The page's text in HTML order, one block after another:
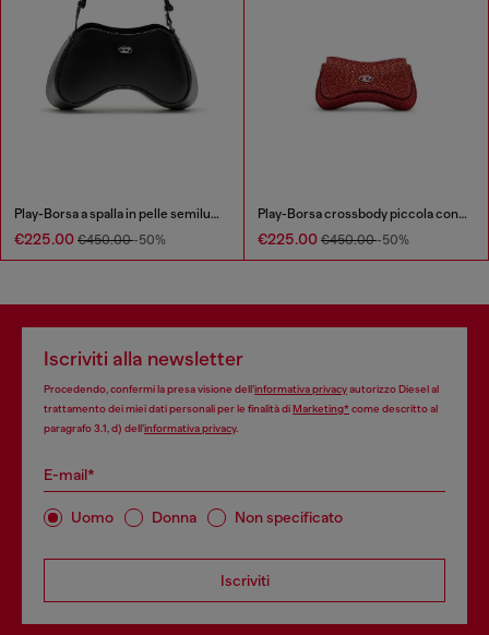
Play-Borsa a spalla in pelle semilucida
€225.00 €450.00-50%
Play-Borsa crossbody piccola con strass
€225.00 €450.00-50%
Iscriviti alla newsletter
Procedendo, confermi la presa visione dell’informativa privacyautorizzo Diesel al
trattamento dei miei dati personali per le finalità diMarketing*come descritto al
paragrafo 3.1, d) dell’informativa privacy.
E-mail*
Uomo Donna Non specificato
Iscriviti